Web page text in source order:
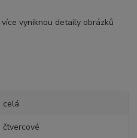
vyniknou detaily obrázků
celá
čtvercové